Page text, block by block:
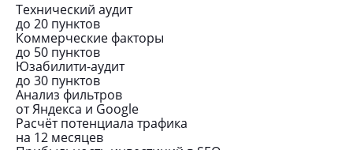
Технический аудит
до 20 пунктов
Коммерческие факторы
до 50 пунктов
Юзабилити-аудит
до 30 пунктов
Анализ фильтров
от Яндекса и Google
Расчёт потенциала трафика
на 12 месяцев